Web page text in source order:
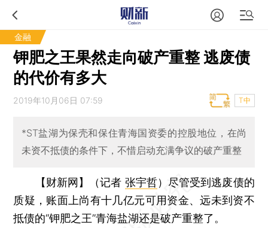
金融
钾肥之王果然走向破产重整 逃废债
的代价有多大
2019年10月06日 07:59 T中
*ST盐湖为保壳和保住青海国资委的控股地位，在尚
未资不抵债的条件下，不惜启动充满争议的破产重整
【财新网】（记者 张宇哲） 尽管受到逃废债的
质疑，账面上尚有十几亿元可用资金、远未到资不
抵债的“钾肥之王”青海盐湖还是破产重整了。